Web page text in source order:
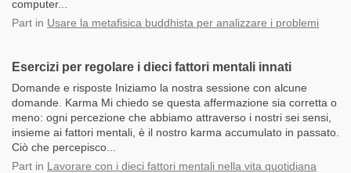
computer...
Part in Usare la metafisica buddhista per analizzare i problemi
Esercizi per regolare i dieci fattori mentali innati
Domande e risposte Iniziamo la nostra sessione con alcune
domande. Karma Mi chiedo se questa affermazione sia corretta o
meno: ogni percezione che abbiamo attraverso i nostri sei sensi,
insieme ai fattori mentali, è il nostro karma accumulato in passato.
Ciò che percepisco...
Part in Lavorare con i dieci fattori mentali nella vita quotidiana